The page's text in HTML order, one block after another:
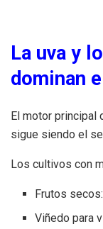
La uva y
dominan
El motor principal
sigue siendo el
Los cultivos con
Frutos
Viñedo para